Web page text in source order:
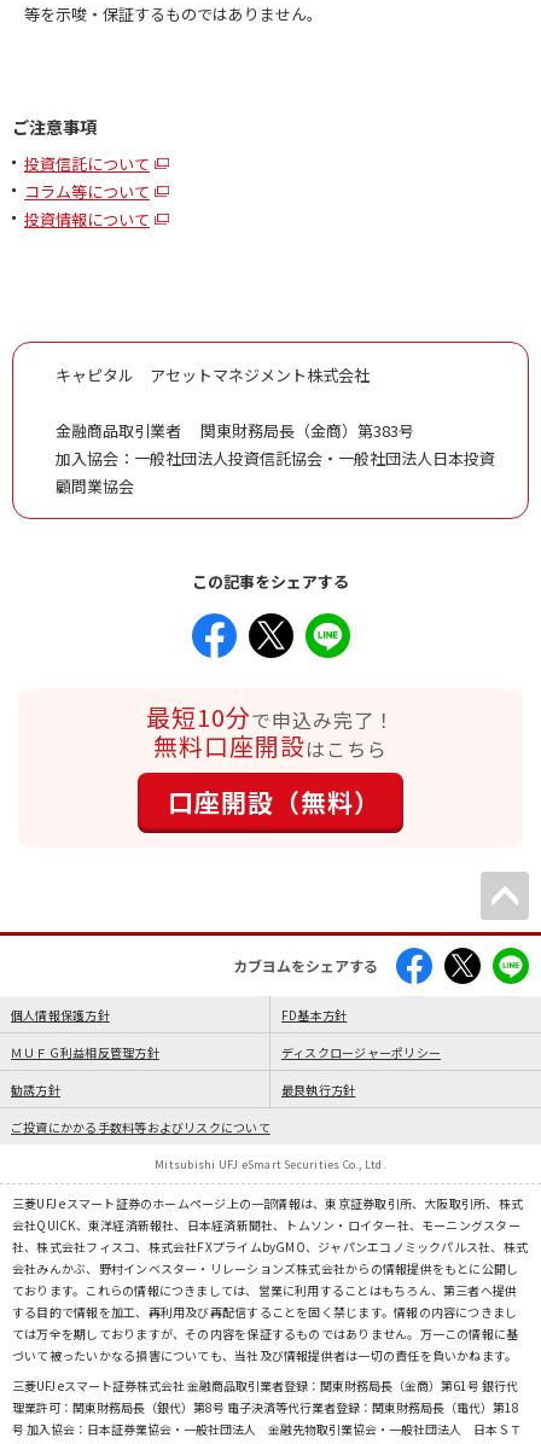
等を示唆・保証するものではありません。
ご注意事項
投資信託について
コラム等について
投資情報について
キャピタル アセットマネジメント株式会社
金融商品取引業者 関東財務局長（金商）第383号
加入協会：一般社団法人投資信託協会・一般社団法人日本投資
顧問業協会
この記事をシェアする
最短10分で申込み完了！
無料口座開設はこちら
口座開設（無料）
カブヨムをシェアする
個人情報保護方針 FD基本方針
ＭＵＦＧ利益相反管理方針 ディスクロージャーポリシー
勧誘方針 最良執行方針
ご投資にかかる手数料等およびリスクについて
Mitsubishi UFJ eSmart Securities Co., Ltd.
三菱UFJ eスマート証券のホームページ上の一部情報は、東京証券取引所、大阪取引所、株式
会社QUICK、東洋経済新報社、日本経済新聞社、トムソン・ロイター社、モーニングスター
社、株式会社フィスコ、株式会社FXプライムbyGMO、ジャパンエコノミックパルス社、株式
会社みんかぶ、野村インベスター・リレーションズ株式会社からの情報提供をもとに公開し
ております。これらの情報につきましては、営業に利用することはもちろん、第三者へ提供
する目的で情報を加工、再利用及び再配信することを固く禁じます。情報の内容につきまし
ては万全を期しておりますが、その内容を保証するものではありません。万一この情報に基
づいて被ったいかなる損害についても、当社及び情報提供者は一切の責任を負いかねます。
三菱UFJ eスマート証券株式会社 金融商品取引業者登録：関東財務局長（金商）第61号 銀行代
理業許可：関東財務局長（銀代）第8号 電子決済等代行業者登録：関東財務局長（電代）第18
号 加入協会：日本証券業協会・一般社団法人 金融先物取引業協会・一般社団法人 日本ＳＴ